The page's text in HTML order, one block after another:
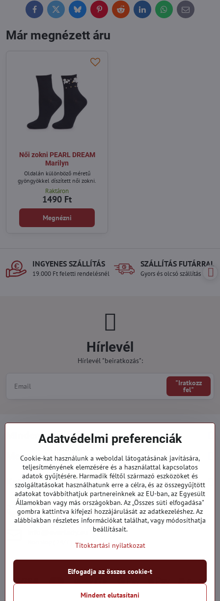
FacebookTwitterBlueskyPinterestReddit LinkedInWhatsApp
E-
mail
Már megnézett áru
Női zokni PEARL DREAM
Marilyn
Oldalán különböző méretű
gyöngyökkel díszített női zokni.
Raktáron
1490 Ft
Megnézni
INGYENES SZÁLLÍTÁS
19.000 Ft feletti rendelésnél
SZÁLLÍTÁS FUTÁRRAL
Gyors és olcsó szállítás
Hírlevél
Hírlevél "beiratkozás":
"Iratkozz
fel"
Minden a vásárlásról
Megrendelések
Kategóriák
919 060 751
Hétfő - Péntek: 09:00 - 15:00 hod.
Adatvédelmi preferenciák
Cookie-kat használunk a weboldal látogatásának javítására,
teljesítményének elemzésére és a használattal kapcsolatos
adatok gyűjtésére. Harmadik féltől származó eszközöket és
szolgáltatásokat használhatunk erre a célra, és az összegyűjtött
adatokat továbbíthatjuk partnereinknek az EU-ban, az Egyesült
Államokban vagy más országokban. Az „Összes süti elfogadása"
gombra kattintva kifejezi hozzájárulását az adatkezeléshez. Az
alábbiakban részletes információkat találhat, vagy módosíthatja
beállításait.
Titoktartási nyilatkozat
Elfogadja az összes cookie-t
Mindent elutasítani